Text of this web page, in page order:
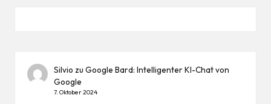
Silvio zuGoogle Bard: Intelligenter KI-Chat von
Google
7. Oktober 2024